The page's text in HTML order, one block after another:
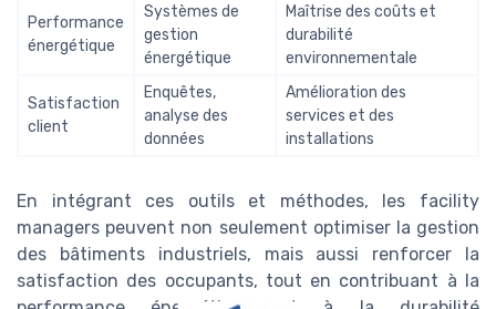
Performance
énergétique
Systèmes de
gestion
énergétique
Maîtrise des coûts et
durabilité
environnementale
Satisfaction
client
Enquêtes,
analyse des
données
Amélioration des
services et des
installations
En intégrant ces outils et méthodes, les facility
managers peuvent non seulement optimiser la gestion
des bâtiments industriels, mais aussi renforcer la
satisfaction des occupants, tout en contribuant à la